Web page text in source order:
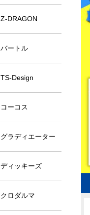
Z-DRAGON
バートル
TS-Design
コーコス
グラディエーター
ディッキーズ
クロダルマ